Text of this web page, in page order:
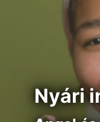
Nyári